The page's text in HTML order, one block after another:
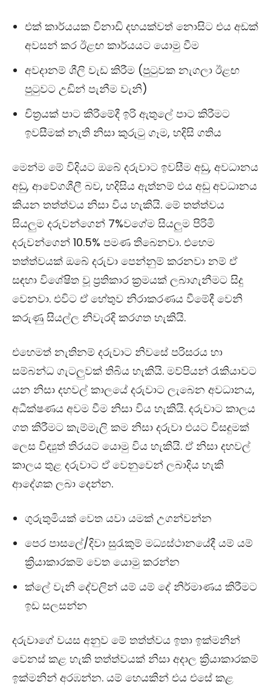
එක් කාර්යයක විනාඩි දහයක්වත් නොසි‍ට එය අඩක්
අවසන් කර ඊළඟ කාර්යයට යොමු වීම
අවදානම් ශීලි වැඩ කිරීම (පුටුවක නැගලා ඊළඟ
පුටුවට උඩින් පැනීම වැනි)
චිත්‍රයක් පාට කිරීමේදී ඉරි ඇතුලේ පාට කිරීමට
ඉවසීමක් නැති නිසා කුරුටු ගෑම, හදිසි ගතිය
මෙන්ම මේ විදියට ඔබේ දරුවාට ඉවසීම අඩු, අවධානය
අඩු, ආවේගශීලී බව, හදිසිය ඇත්නම් එය අඩු අවධානය
කියන තත්ත්වය නිසා විය හැකියි. මේ තත්ත්වය
සියලුම දරුවන්ගෙන් 7%වගේම සියලුම පිරිමි
දරුවන්ගෙන් 10.5% පමණ තිබෙනවා. එහෙම
තත්ත්වයක් ඔබේ දරුවා පෙන්නුම් කරනවා නම් ඒ
සඳහා විශේෂිත වූ ප්‍රතිකාර ක්‍රමයක් ලබාගැනීමට සිදු
වෙනවා. එවිට ඒ හේතුව නිරාකරණය වීමේදී වෙනි
කරුණු සියල්ල නිවැරදි කරගත හැකියි.
එහෙමත් නැතිනම් දරුවාට නිවසේ පරිසරය හා
සම්බන්ධ ගැටලුවක් තිබිය හැකියි. මව්පියන් රැකියාවට
යන නිසා දහවල් කාලයේ දරුවාට ලැබෙන අවධානය,
අධීක්ෂණය අවම වීම නිසා විය හැකියි. දරුවාට කාලය
ගත කිරීමට කැම්මැලි කම නිසා දරුවා එයට විසදුමක්
ලෙස විද්‍යුත් තිරයට යොමු විය හැකියි. ඒ නිසා දහවල්
කාලය තුළ දරුවාට ඒ වෙනුවෙන් ලබාදිය හැකි
ආදේශක ලබා දෙන්න.
ගුරුතුමියක් වෙත යවා යමක් උගන්වන්න
පෙර පාසලේ/දිවා සුරැකුම් මධ්‍යස්ථානයේදී යම් යම්
ක්‍රියාකාරකම් වෙත යොමු කරන්න
ක්ලේ වැනි දේවලින් යම් යම් දේ නිර්මාණය කිරීමට
ඉඩ සලසන්න
දරුවාගේ වයස අනුව මේ තත්ත්වය ඉතා ඉක්මනින්
වෙනස් කළ හැකි තත්ත්වයක් නිසා අදාල ක්‍රියාකාරකම්
ඉක්මනින් අරඹන්න. යම් හෙයකින් එය එසේ කළ